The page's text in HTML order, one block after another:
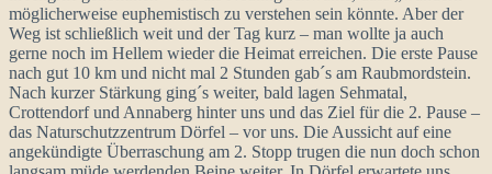
möglicherweise euphemistisch zu verstehen sein könnte. Aber der
Weg ist schließlich weit und der Tag kurz – man wollte ja auch
gerne noch im Hellem wieder die Heimat erreichen. Die erste Pause
nach gut 10 km und nicht mal 2 Stunden gab´s am Raubmordstein.
Nach kurzer Stärkung ging´s weiter, bald lagen Sehmatal,
Crottendorf und Annaberg hinter uns und das Ziel für die 2. Pause –
das Naturschutzzentrum Dörfel – vor uns. Die Aussicht auf eine
angekündigte Überraschung am 2. Stopp trugen die nun doch schon